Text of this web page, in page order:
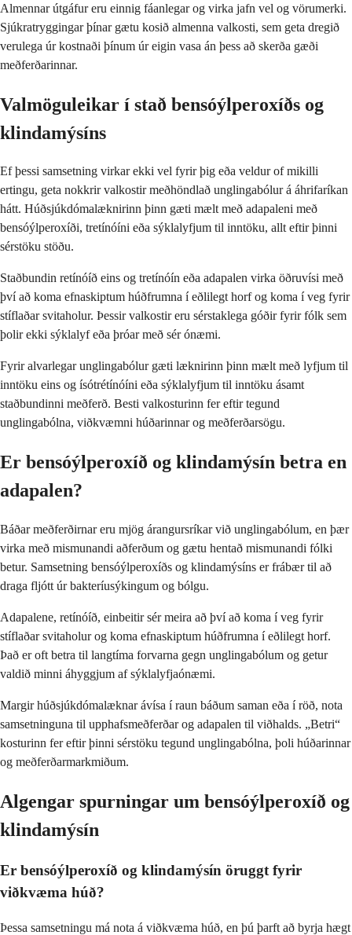
Almennar útgáfur eru einnig fáanlegar og virka jafn vel og vörumerki.
Sjúkratryggingar þínar gætu kosið almenna valkosti, sem geta dregið
verulega úr kostnaði þínum úr eigin vasa án þess að skerða gæði
meðferðarinnar.
Valmöguleikar í stað bensóýlperoxíðs og
klindamýsíns
Ef þessi samsetning virkar ekki vel fyrir þig eða veldur of mikilli
ertingu, geta nokkrir valkostir meðhöndlað unglingabólur á áhrifaríkan
hátt. Húðsjúkdómalæknirinn þinn gæti mælt með adapaleni með
bensóýlperoxíði, tretínóíni eða sýklalyfjum til inntöku, allt eftir þinni
sérstöku stöðu.
Staðbundin retínóíð eins og tretínóín eða adapalen virka öðruvísi með
því að koma efnaskiptum húðfrumna í eðlilegt horf og koma í veg fyrir
stíflaðar svitaholur. Þessir valkostir eru sérstaklega góðir fyrir fólk sem
þolir ekki sýklalyf eða þróar með sér ónæmi.
Fyrir alvarlegar unglingabólur gæti læknirinn þinn mælt með lyfjum til
inntöku eins og ísótrétínóíni eða sýklalyfjum til inntöku ásamt
staðbundinni meðferð. Besti valkosturinn fer eftir tegund
unglingabólna, viðkvæmni húðarinnar og meðferðarsögu.
Er bensóýlperoxíð og klindamýsín betra en
adapalen?
Báðar meðferðirnar eru mjög árangursríkar við unglingabólum, en þær
virka með mismunandi aðferðum og gætu hentað mismunandi fólki
betur. Samsetning bensóýlperoxíðs og klindamýsíns er frábær til að
draga fljótt úr bakteríusýkingum og bólgu.
Adapalene, retínóíð, einbeitir sér meira að því að koma í veg fyrir
stíflaðar svitaholur og koma efnaskiptum húðfrumna í eðlilegt horf.
Það er oft betra til langtíma forvarna gegn unglingabólum og getur
valdið minni áhyggjum af sýklalyfjaónæmi.
Margir húðsjúkdómalæknar ávísa í raun báðum saman eða í röð, nota
samsetninguna til upphafsmeðferðar og adapalen til viðhalds. „Betri“
kosturinn fer eftir þinni sérstöku tegund unglingabólna, þoli húðarinnar
og meðferðarmarkmiðum.
Algengar spurningar um bensóýlperoxíð og
klindamýsín
Er bensóýlperoxíð og klindamýsín öruggt fyrir
viðkvæma húð?
Þessa samsetningu má nota á viðkvæma húð, en þú þarft að byrja hægt